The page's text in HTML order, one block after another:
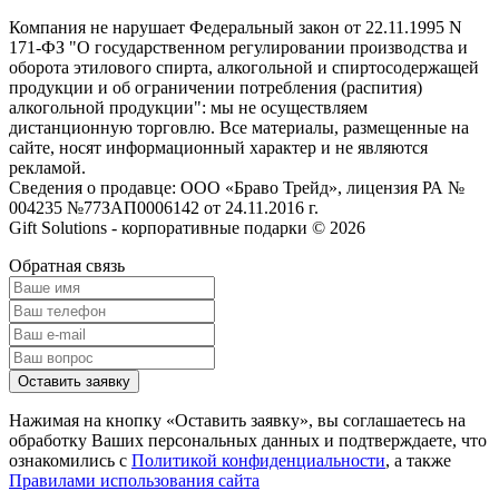
Компания не нарушает Федеральный закон от 22.11.1995 N
171-ФЗ "О государственном регулировании производства и
оборота этилового спирта, алкогольной и спиртосодержащей
продукции и об ограничении потребления (распития)
алкогольной продукции": мы не осуществляем
дистанционную торговлю. Все материалы, размещенные на
сайте, носят информационный характер и не являются
рекламой.
Сведения о продавце: ООО «Браво Трейд», лицензия РА №
004235 №77ЗАП0006142 от 24.11.2016 г.
Gift Solutions - корпоративные подарки © 2026
Обратная связь
Оставить заявку
Нажимая на кнопку «Оставить заявку», вы соглашаетесь на
обработку Ваших персональных данных и подтверждаете, что
ознакомились с Политикой конфиденциальности, а также
Правилами использования сайта